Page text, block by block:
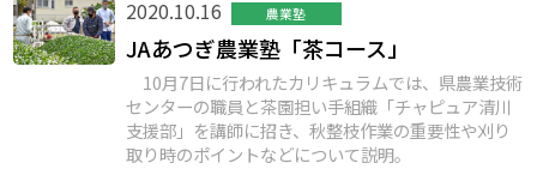
2020.10.16 農業塾
JAあつぎ農業塾「茶コース」
10月7日に行われたカリキュラムでは、県農業技術
センターの職員と茶園担い手組織「チャピュア清川
支援部」を講師に招き、秋整枝作業の重要性や刈り
取り時のポイントなどについて説明。